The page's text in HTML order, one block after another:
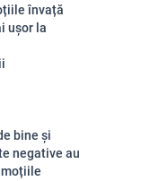
învață
ușor la
bine și
negative au